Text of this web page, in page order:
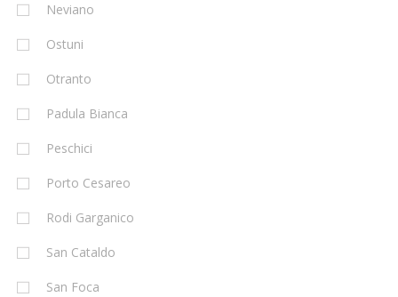
Neviano
Ostuni
Otranto
Padula Bianca
Peschici
Porto Cesareo
Rodi Garganico
San Cataldo
San Foca